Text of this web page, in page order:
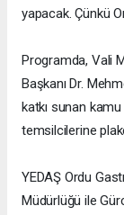
yapacak. Çünkü
Programda, Vali
Başkanı Dr.
katkı sunan
temsilcilerine
YEDAŞ Ordu
Müdürlüğü ile